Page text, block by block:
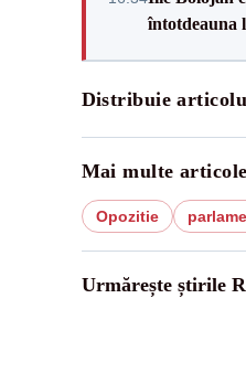
întotdeauna
Distribuie
Mai multe
Opozitie
Urmărește știrile